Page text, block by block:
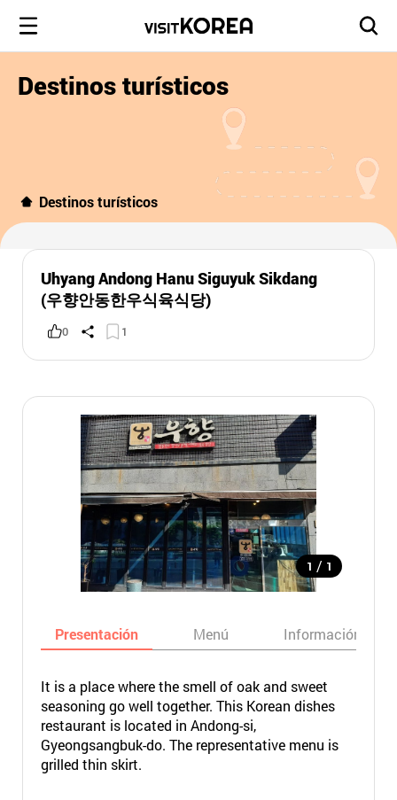
Destinos turísticos
Destinos turísticos
Uhyang Andong Hanu Siguyuk Sikdang
(우향안동한우식육식당)
0 1
1 / 1
Presentación Menú Información
It is a place where the smell of oak and sweet
seasoning go well together. This Korean dishes
restaurant is located in Andong-si,
Gyeongsangbuk-do. The representative menu is
grilled thin skirt.